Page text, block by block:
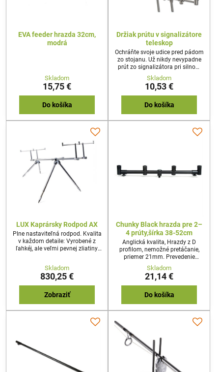
EVA feeder hrazda 32cm,
modrá
Skladom
15,75 €
Do košíka
Držiak prútu v signalizátore
teleskop
Ochráňte svoje udice pred pádom
zo stojanu. Už nikdy nevypadne
prút zo signalizátora pri silnom
vetre. Nikdy nestiahne ryba ani
plávajúce trávy váš prút do vody.
Unikátny teleskopický SYSTÉM,
kvalitný materiál, možnosť
vysunutia až na 13,5cm
Skladom
10,53 €
Do košíka
LUX Kaprársky Rodpod AX
Plne nastaviteľná rodpod. Kvalita
v každom detaile: Vyrobené z
ľahkéj, ale veľmi pevnej zliatiny,
pevnosť, Jednoduché a rýchle
nastavenie, Dodáva sa v
praktickej taške
Skladom
830,25 €
Zobraziť
Chunky Black hrazda pre 2–
4 prúty,šírka 38-52cm
Anglická kvalita, Hrazdy z D
profilom, nemožné pretáčanie,
priemer 21mm. Prevedenie
Anodized Aluminium nepodlieha
korózii ani v slanej vode,
štandardný závit na elektronické
signalizátory záberu.
Teleskopické nastavenie šírky,
Skladom
21,14 €
Do košíka